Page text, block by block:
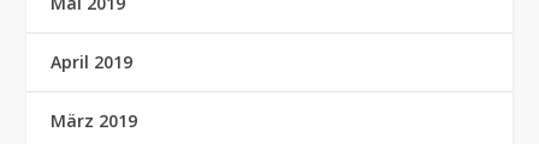
April 2019
März 2019